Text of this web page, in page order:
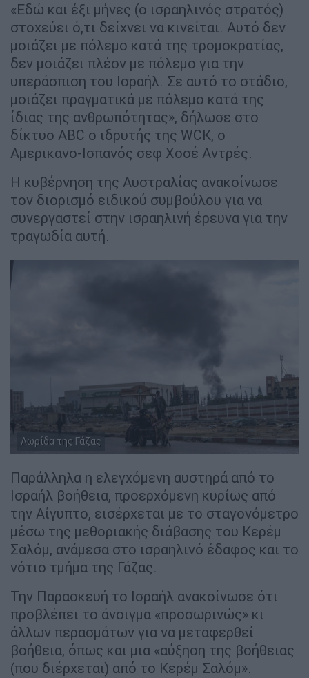
«Εδώ και έξι μήνες (ο ισραηλινός στρατός)
στοχεύει ό,τι δείχνει να κινείται. Αυτό δεν
μοιάζει με πόλεμο κατά της τρομοκρατίας,
δεν μοιάζει πλέον με πόλεμο για την
υπεράσπιση του Ισραήλ. Σε αυτό το στάδιο,
μοιάζει πραγματικά με πόλεμο κατά της
ίδιας της ανθρωπότητας», δήλωσε στο
δίκτυο ABC ο ιδρυτής της WCK, ο
Αμερικανο-Ισπανός σεφ Χοσέ Αντρές.
Η κυβέρνηση της Αυστραλίας ανακοίνωσε
τον διορισμό ειδικού συμβούλου για να
συνεργαστεί στην ισραηλινή έρευνα για την
τραγωδία αυτή.
Λωρίδα της Γάζας
Παράλληλα η ελεγχόμενη αυστηρά από το
Ισραήλ βοήθεια, προερχόμενη κυρίως από
την Αίγυπτο, εισέρχεται με το σταγονόμετρο
μέσω της μεθοριακής διάβασης του Κερέμ
Σαλόμ, ανάμεσα στο ισραηλινό έδαφος και το
νότιο τμήμα της Γάζας.
Την Παρασκευή το Ισραήλ ανακοίνωσε ότι
προβλέπει το άνοιγμα «προσωρινώς» κι
άλλων περασμάτων για να μεταφερθεί
βοήθεια, όπως και μια «αύξηση της βοήθειας
(που διέρχεται) από το Κερέμ Σαλόμ».